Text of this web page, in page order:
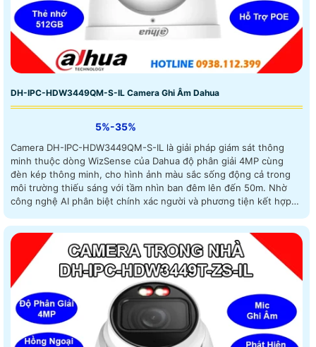
DH-IPC-HDW3449QM-S-IL Camera Ghi Âm Dahua
5%-35%
Camera DH-IPC-HDW3449QM-S-IL là giải pháp giám sát thông
minh thuộc dòng WizSense của Dahua độ phân giải 4MP cùng
đèn kép thông minh, cho hình ảnh màu sắc sống động cả trong
môi trường thiếu sáng với tầm nhìn ban đêm lên đến 50m. Nhờ
công nghệ AI phân biệt chính xác người và phương tiện kết hợp
nhu cầu giám sát chuyên nghiệp